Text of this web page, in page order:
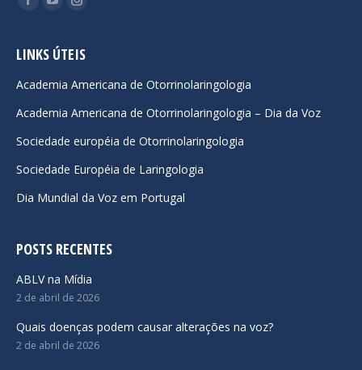
Facebook
opens
new
window
YouTube
opens
new
window
Instagram
opens
new
window
LINKS ÚTEIS
Academia Americana de Otorrinolaringologia
Academia Americana de Otorrinolaringologia – Dia da Voz
Sociedade européia de Otorrinolaringologia
Sociedade Européia de Laringologia
Dia Mundial da Voz em Portugal
POSTS RECENTES
ABLV na Mídia
2 de abril de 2026
Quais doenças podem causar alterações na voz?
2 de abril de 2026